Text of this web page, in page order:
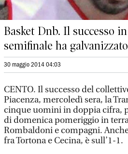
Basket Dnb. Il successo
semifinale ha
30 maggio 2014 04:03
CENTO. Il successo del
Piacenza, mercoledì sera, la
cinque uomini in doppia cifra,
di domenica pomeriggio in
Rombaldoni e compagni.
fra Tortona e Cecina, è sull’1-1.